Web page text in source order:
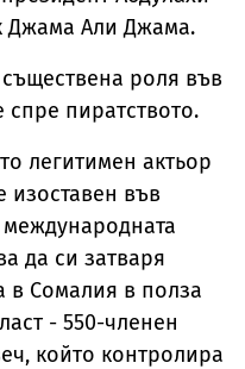
Джама Али Джама.
роля във
спре пиратството.
легитимен актьор
изоставен във
да си затваря
в Сомалия в полза
- 550-членен
който контролира